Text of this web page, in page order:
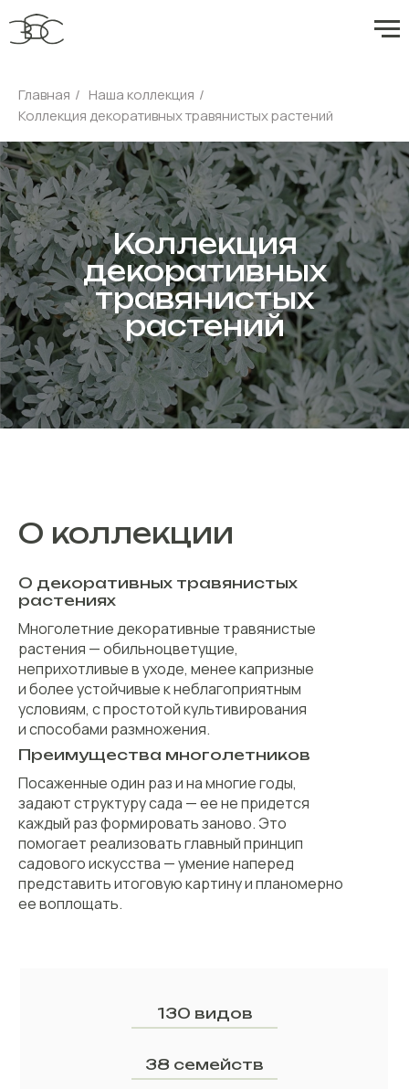
Главная / Наша коллекция /
Коллекция декоративных травянистых растений
Коллекция
декоративных
травянистых
растений
О коллекции
О декоративных травянистых
растениях
Преимущества многолетников
Посаженные один раз и на многие годы,
задают структуру сада — ее не придется
каждый раз формировать заново. Это
помогает реализовать главный принцип
садового искусства — умение наперед
представить итоговую картину и планомерно
ее воплощать.
Многолетние декоративные травянистые
растения — обильноцветущие,
неприхотливые в уходе, менее капризные
и более устойчивые к неблагоприятным
условиям, с простотой культивирования
и способами размножения.
130 видов
38 семейств